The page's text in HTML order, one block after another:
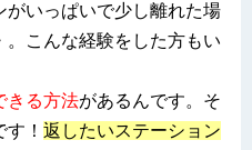
いっぱいで少し離れた場
。こんな経験をした方もい
きる方法があるんです。そ
す！ 返したいステーション